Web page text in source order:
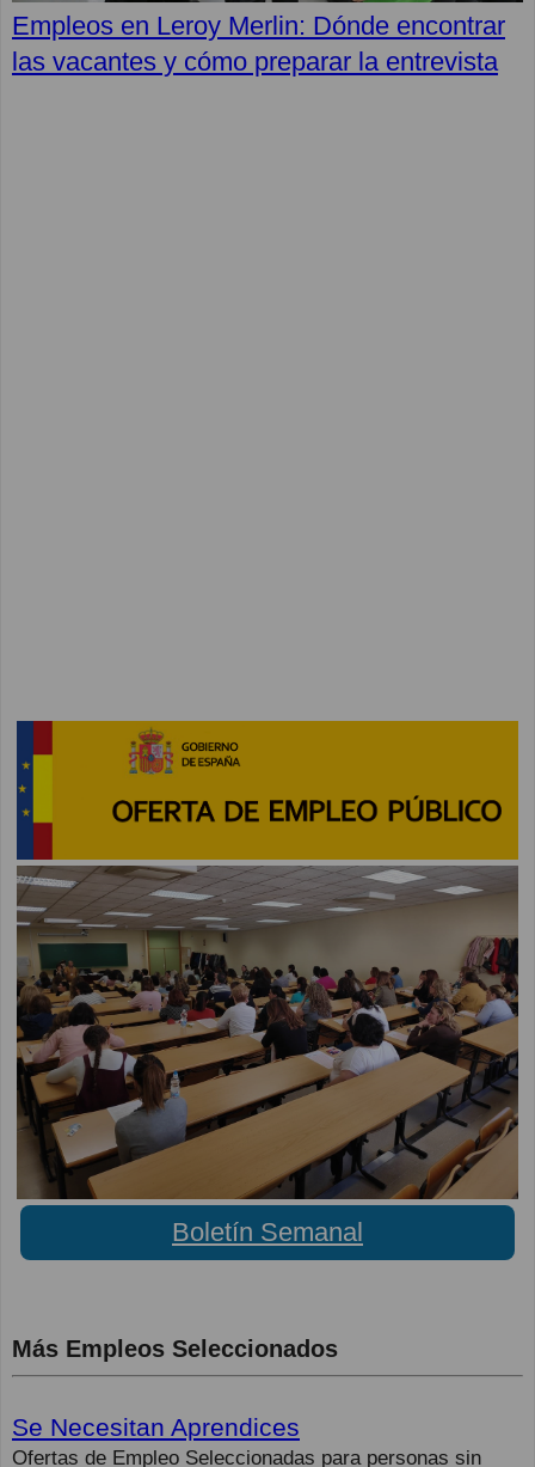
Empleos en Leroy Merlin: Dónde encontrar
las vacantes y cómo preparar la entrevista
Boletín Semanal
Más Empleos Seleccionados
Se Necesitan Aprendices
Ofertas de Empleo Seleccionadas para personas sin